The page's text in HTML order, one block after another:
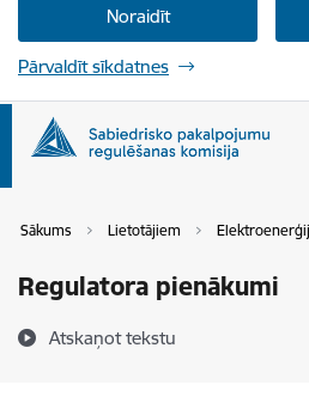
Noraidīt
Pārvaldīt sīkdatnes
Sākums Lietotājiem
Regulatora pienākumi
Atskaņot tekstu